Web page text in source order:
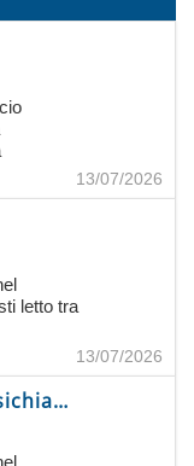
- In
scuola
nel
della
i
00).
-
-
13/07/2026
letto tra
Offre
salute
anziani.
13/07/2026
Tecnico della riabilitazione psichiatrica